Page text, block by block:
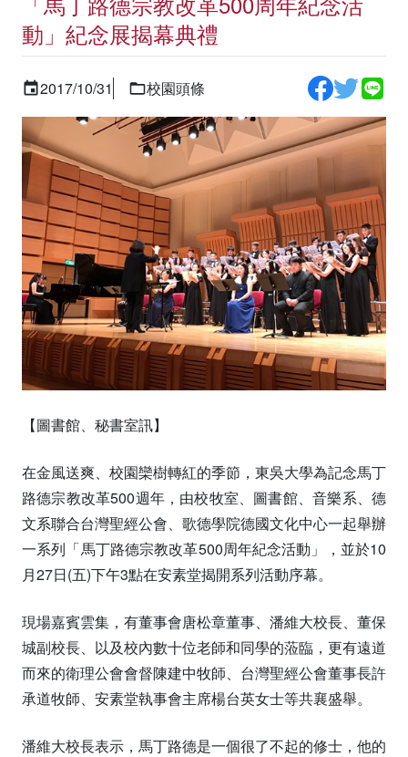
動」紀念展揭幕典禮
2017/10/31 校園頭條
【圖書館、秘書室訊】
在金風送爽、校園欒樹轉紅的季節，東吳大學為記念馬丁
路德宗教改革500週年，由校牧室、圖書館、音樂系、德
文系聯合台灣聖經公會、歌德學院德國文化中心一起舉辦
一系列「馬丁路德宗教改革500周年紀念活動」，並於10
月27日(五)下午3點在安素堂揭開系列活動序幕。
現場嘉賓雲集，有董事會唐松章董事、潘維大校長、董保
城副校長、以及校內數十位老師和同學的蒞臨，更有遠道
而來的衛理公會會督陳建中牧師、台灣聖經公會董事長許
承道牧師、安素堂執事會主席楊台英女士等共襄盛舉。
潘維大校長表示，馬丁路德是一個很了不起的修士，他的